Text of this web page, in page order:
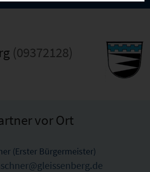
(09372128)
vor Ort
(Erster Bürgermeister)